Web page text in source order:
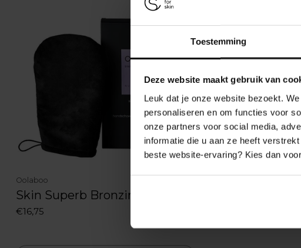
Toestemming
Deze website maakt gebruik van
Leuk dat je onze website bezoekt.
personaliseren en om functies voor
onze partners voor social media,
informatie die u aan ze heeft
beste website-ervaring? Kies dan
Oolaboo
Skin Superb Bronzing Glove
€16,75